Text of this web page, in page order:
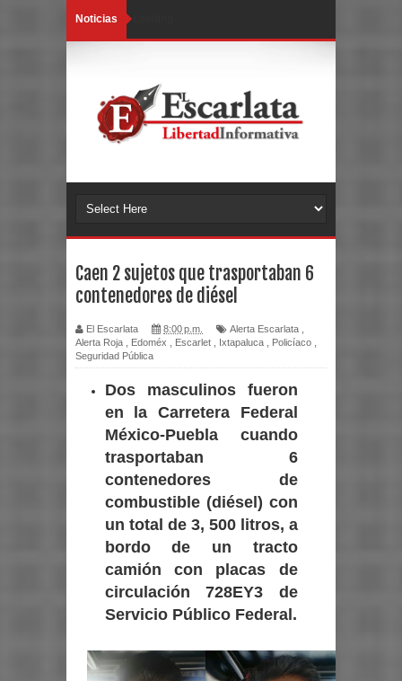
Noticias
Caen 2 sujetos que trasportaban 6
contenedores de diésel
El Escarlata 8:00 p.m. Alerta Escarlata
Alerta Roja
Edoméx Escarlet Ixtapaluca Policíaco
Seguridad Pública
Dos masculinos fueron
en la Carretera Federal
México-Puebla cuando
trasportaban 6
contenedores de
combustible (diésel) con
un total de 3, 500 litros, a
bordo de un tracto
camión con placas de
circulación 728EY3 de
Servicio Público Federal.